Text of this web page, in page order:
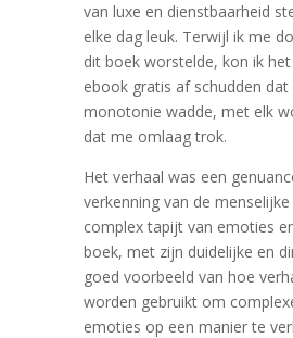
van luxe en dienstbaarheid
elke dag leuk. Terwijl ik me
dit boek worstelde, kon ik
ebook gratis af schudden
monotonie wadde, met elk
dat me omlaag trok.
Het verhaal was een
verkenning van de
complex tapijt van emoties
boek, met zijn duidelijke en
goed voorbeeld van hoe
worden gebruikt om
emoties op een manier te